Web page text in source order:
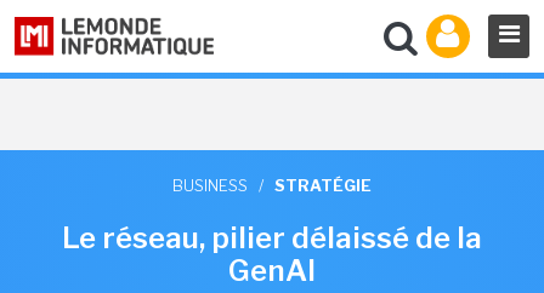
BUSINESS / STRATÉGIE
Le réseau, pilier délaissé de la
GenAI